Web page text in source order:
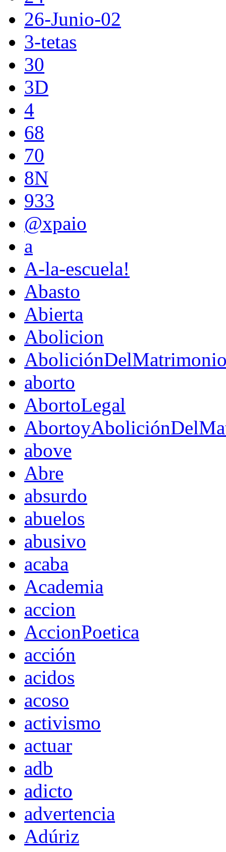
26-Junio-02
3-tetas
30
3D
4
68
70
8N
933
@xpaio
a
A-la-escuela!
Abasto
Abierta
Abolicion
aborto
AbortoLegal
above
Abre
absurdo
abuelos
abusivo
acaba
Academia
accion
AccionPoetica
acción
acidos
acoso
activismo
actuar
adb
adicto
advertencia
Adúriz